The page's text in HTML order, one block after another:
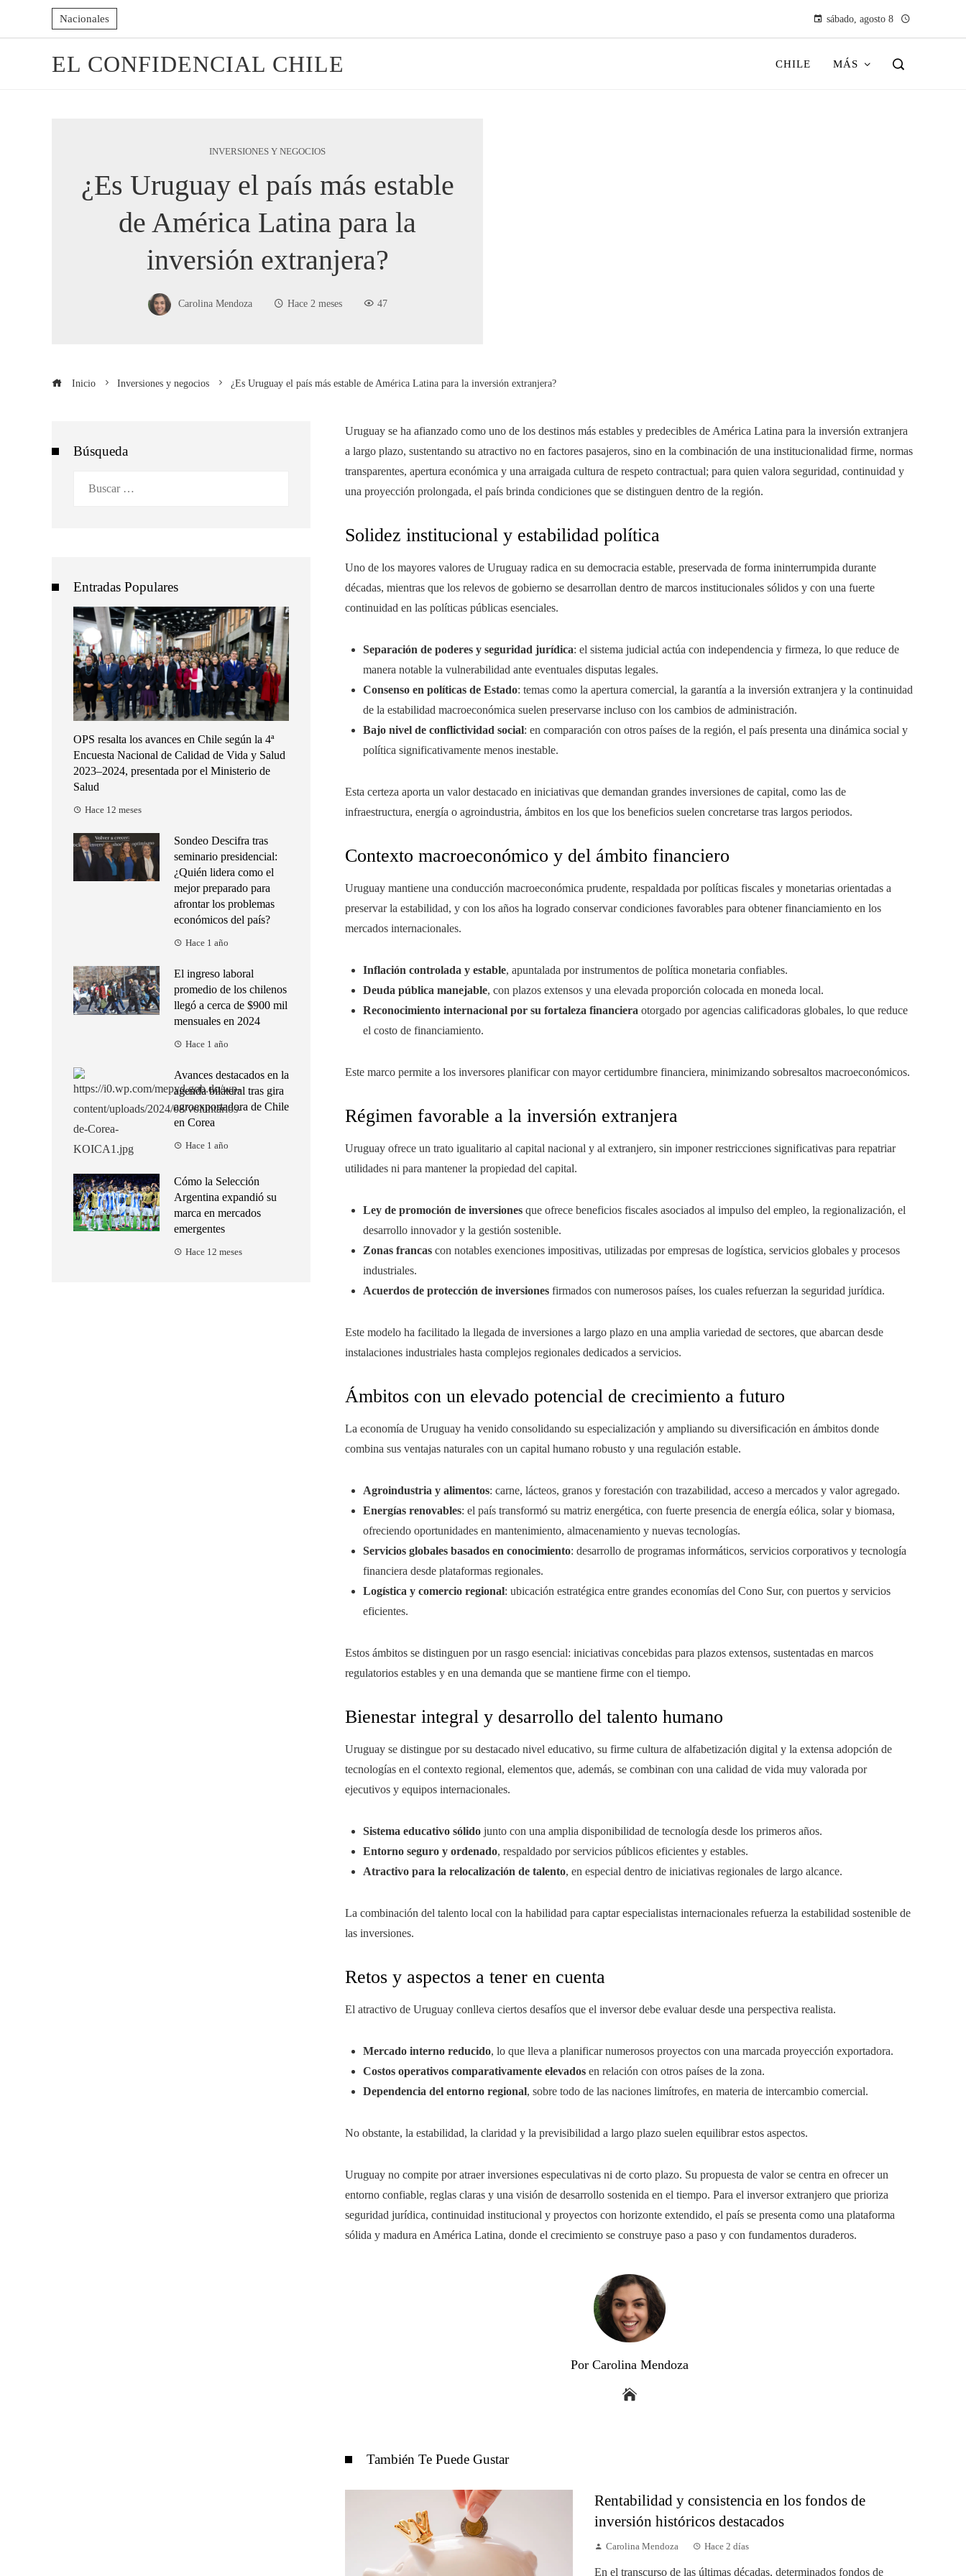
Nacionales sábado, agosto 8
EL CONFIDENCIAL CHILE CHILE MÁS
INVERSIONES Y NEGOCIOS
¿Es Uruguay el país más estable
de América Latina para la
inversión extranjera?
Carolina Mendoza Hace 2 meses 47
Inicio Inversiones y negocios ¿Es Uruguay el país más estable de América Latina para la inversión extranjera?
Uruguay se ha afianzado como uno de los destinos más estables y predecibles de América Latina para la inversión extranjera
a largo plazo, sustentando su atractivo no en factores pasajeros, sino en la combinación de una institucionalidad firme, normas
transparentes, apertura económica y una arraigada cultura de respeto contractual; para quien valora seguridad, continuidad y
una proyección prolongada, el país brinda condiciones que se distinguen dentro de la región.
Solidez institucional y estabilidad política
Uno de los mayores valores de Uruguay radica en su democracia estable, preservada de forma ininterrumpida durante
décadas, mientras que los relevos de gobierno se desarrollan dentro de marcos institucionales sólidos y con una fuerte
continuidad en las políticas públicas esenciales.
Separación de poderes y seguridad jurídica: el sistema judicial actúa con independencia y firmeza, lo que reduce de
manera notable la vulnerabilidad ante eventuales disputas legales.
Consenso en políticas de Estado: temas como la apertura comercial, la garantía a la inversión extranjera y la continuidad
de la estabilidad macroeconómica suelen preservarse incluso con los cambios de administración.
Bajo nivel de conflictividad social: en comparación con otros países de la región, el país presenta una dinámica social y
política significativamente menos inestable.
Esta certeza aporta un valor destacado en iniciativas que demandan grandes inversiones de capital, como las de
infraestructura, energía o agroindustria, ámbitos en los que los beneficios suelen concretarse tras largos periodos.
Contexto macroeconómico y del ámbito financiero
Uruguay mantiene una conducción macroeconómica prudente, respaldada por políticas fiscales y monetarias orientadas a
preservar la estabilidad, y con los años ha logrado conservar condiciones favorables para obtener financiamiento en los
mercados internacionales.
Inflación controlada y estable, apuntalada por instrumentos de política monetaria confiables.
Deuda pública manejable, con plazos extensos y una elevada proporción colocada en moneda local.
Reconocimiento internacional por su fortaleza financiera otorgado por agencias calificadoras globales, lo que reduce
el costo de financiamiento.
Este marco permite a los inversores planificar con mayor certidumbre financiera, minimizando sobresaltos macroeconómicos.
Régimen favorable a la inversión extranjera
Uruguay ofrece un trato igualitario al capital nacional y al extranjero, sin imponer restricciones significativas para repatriar
utilidades ni para mantener la propiedad del capital.
Ley de promoción de inversiones que ofrece beneficios fiscales asociados al impulso del empleo, la regionalización, el
desarrollo innovador y la gestión sostenible.
Zonas francas con notables exenciones impositivas, utilizadas por empresas de logística, servicios globales y procesos
industriales.
Acuerdos de protección de inversiones firmados con numerosos países, los cuales refuerzan la seguridad jurídica.
Este modelo ha facilitado la llegada de inversiones a largo plazo en una amplia variedad de sectores, que abarcan desde
instalaciones industriales hasta complejos regionales dedicados a servicios.
Ámbitos con un elevado potencial de crecimiento a futuro
La economía de Uruguay ha venido consolidando su especialización y ampliando su diversificación en ámbitos donde
combina sus ventajas naturales con un capital humano robusto y una regulación estable.
Agroindustria y alimentos: carne, lácteos, granos y forestación con trazabilidad, acceso a mercados y valor agregado.
Energías renovables: el país transformó su matriz energética, con fuerte presencia de energía eólica, solar y biomasa,
ofreciendo oportunidades en mantenimiento, almacenamiento y nuevas tecnologías.
Servicios globales basados en conocimiento: desarrollo de programas informáticos, servicios corporativos y tecnología
financiera desde plataformas regionales.
Logística y comercio regional: ubicación estratégica entre grandes economías del Cono Sur, con puertos y servicios
eficientes.
Estos ámbitos se distinguen por un rasgo esencial: iniciativas concebidas para plazos extensos, sustentadas en marcos
regulatorios estables y en una demanda que se mantiene firme con el tiempo.
Bienestar integral y desarrollo del talento humano
Uruguay se distingue por su destacado nivel educativo, su firme cultura de alfabetización digital y la extensa adopción de
tecnologías en el contexto regional, elementos que, además, se combinan con una calidad de vida muy valorada por
ejecutivos y equipos internacionales.
Sistema educativo sólido junto con una amplia disponibilidad de tecnología desde los primeros años.
Entorno seguro y ordenado, respaldado por servicios públicos eficientes y estables.
Atractivo para la relocalización de talento, en especial dentro de iniciativas regionales de largo alcance.
La combinación del talento local con la habilidad para captar especialistas internacionales refuerza la estabilidad sostenible de
las inversiones.
Retos y aspectos a tener en cuenta
El atractivo de Uruguay conlleva ciertos desafíos que el inversor debe evaluar desde una perspectiva realista.
Mercado interno reducido, lo que lleva a planificar numerosos proyectos con una marcada proyección exportadora.
Costos operativos comparativamente elevados en relación con otros países de la zona.
Dependencia del entorno regional, sobre todo de las naciones limítrofes, en materia de intercambio comercial.
No obstante, la estabilidad, la claridad y la previsibilidad a largo plazo suelen equilibrar estos aspectos.
Uruguay no compite por atraer inversiones especulativas ni de corto plazo. Su propuesta de valor se centra en ofrecer un
entorno confiable, reglas claras y una visión de desarrollo sostenida en el tiempo. Para el inversor extranjero que prioriza
seguridad jurídica, continuidad institucional y proyectos con horizonte extendido, el país se presenta como una plataforma
sólida y madura en América Latina, donde el crecimiento se construye paso a paso y con fundamentos duraderos.
Por Carolina Mendoza
También Te Puede Gustar
Rentabilidad y consistencia en los fondos de
inversión históricos destacados
Carolina Mendoza Hace 2 días
En el transcurso de las últimas décadas, determinados fondos de
Búsqueda
Entradas Populares
OPS resalta los avances en Chile según la 4ª
Encuesta Nacional de Calidad de Vida y Salud
2023–2024, presentada por el Ministerio de
Salud
Hace 12 meses
Sondeo Descifra tras
seminario presidencial:
¿Quién lidera como el
mejor preparado para
afrontar los problemas
económicos del país?
Hace 1 año
El ingreso laboral
promedio de los chilenos
llegó a cerca de $900 mil
mensuales en 2024
Hace 1 año
Avances destacados en la
agenda bilateral tras gira
agroexportadora de Chile
en Corea
Hace 1 año
Cómo la Selección
Argentina expandió su
marca en mercados
emergentes
Hace 12 meses